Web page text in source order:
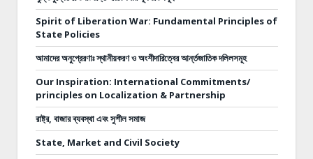
Spirit of Liberation War: Fundamental Principles of
State Policies
আমাদের অনুপ্রেরণাঃ স্থানীয়করণ ও অংশীদারিত্বের আর্ন্তজাতিক দলিলসমূহ
Our Inspiration: International Commitments/
principles on Localization & Partnership
রাষ্ট্র, বাজার ব্যবস্থা এবং সুশীল সমাজ
State, Market and Civil Society